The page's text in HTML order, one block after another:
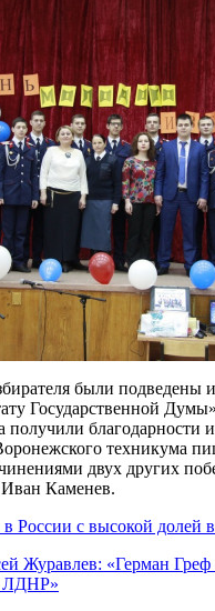
были подведены
Государственной
получили благодарности
двух других
Каменев.
России с высокой долей
Журавлев: «Герман
ЛДНР»